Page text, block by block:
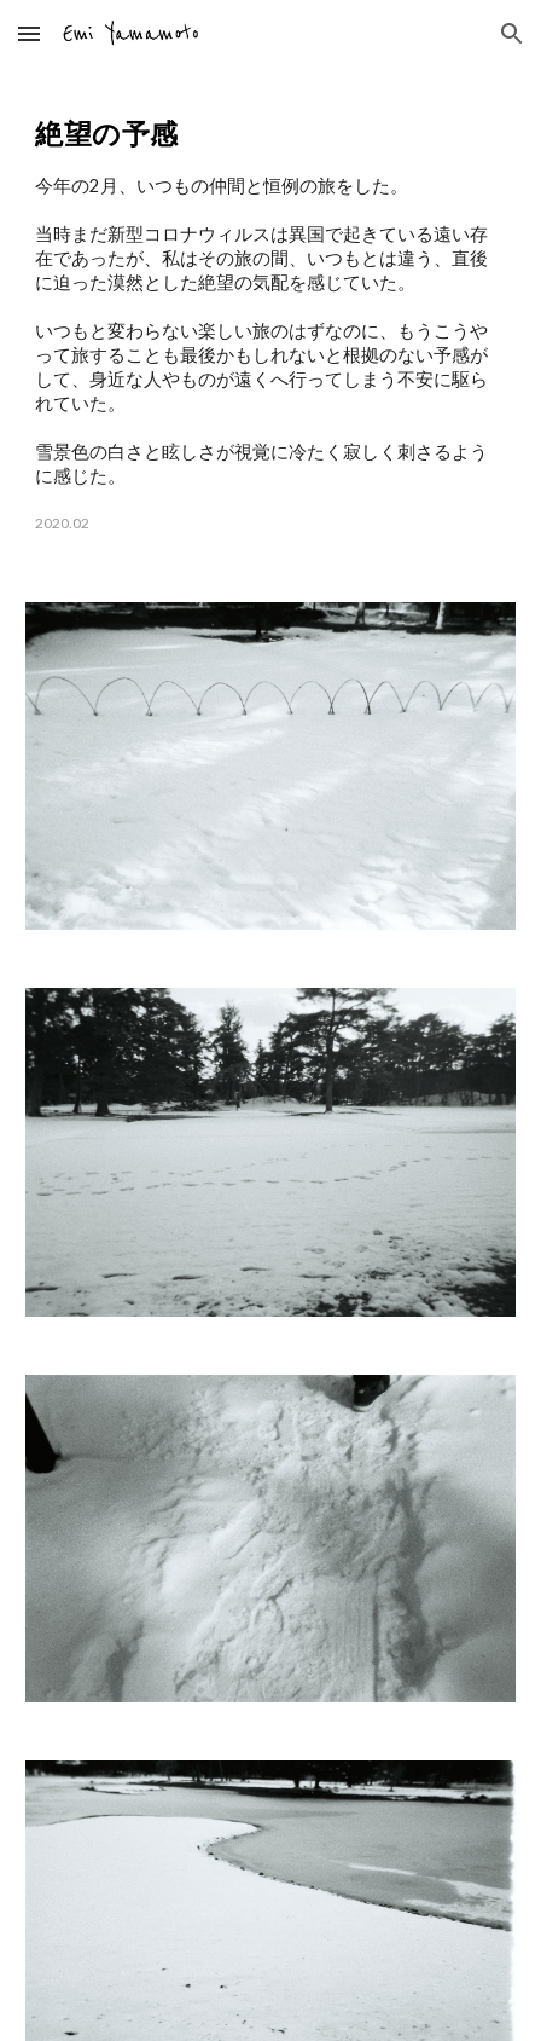
Skip to main content Skip to navigation
絶望の予感
今年の2月、いつもの仲間と恒例の旅をした。
当時まだ新型コロナウィルスは異国で起きている遠い存
在であったが、私はその旅の間、いつもとは違う、直後
に迫った漠然とした絶望の気配を感じていた。
いつもと変わらない楽しい旅のはずなのに、もうこうや
って旅することも最後かもしれないと根拠のない予感が
して、身近な人やものが遠くへ行ってしまう不安に駆ら
れていた。
雪景色の白さと眩しさが視覚に冷たく寂しく刺さるよう
に感じた。
2020.02